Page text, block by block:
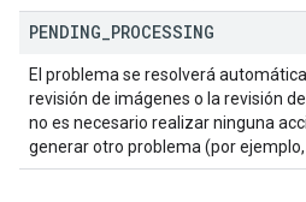
PENDING PROCESSING
El problema se resolverá
revisión de imágenes o la revisión
no es necesario realizar ninguna
generar otro problema (por